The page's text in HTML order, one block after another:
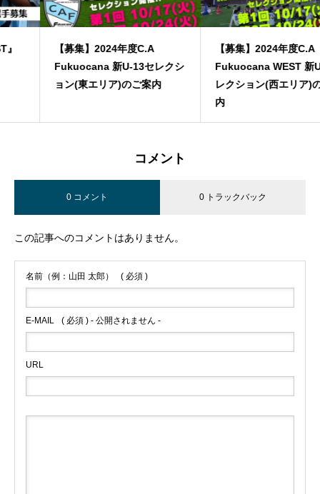
【募集】2024年度C.A
Fukuocana 新U-13セレクシ
ョン(東エリア)のご案内
【募集】2024年度C.A
Fukuocana WEST 新U-13セ
レクション(西エリア)のご案
コメント
0 コメント 0 トラックバック
この記事へのコメントはありません。
名前（例：山田 太郎） ( 必須 )
E-MAIL ( 必須 ) - 公開されません -
URL